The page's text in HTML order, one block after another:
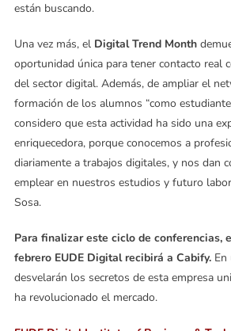
están buscando.
Una vez más, el Digital Trend Month
oportunidad única para tener contacto real
del sector digital. Además, de ampliar el
formación de los alumnos “como
considero que esta actividad ha sido una
enriquecedora, porque conocemos a
diariamente a trabajos digitales, y nos dan
emplear en nuestros estudios y futuro
Sosa.
Para finalizar este ciclo de conferencias,
febrero EUDE Digital recibirá a Cabify.En
desvelarán los secretos de esta empresa
ha revolucionado el mercado.